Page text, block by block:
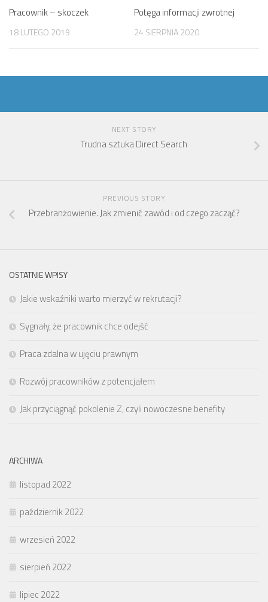
Pracownik – skoczek
18 LUTEGO 2019
Potęga informacji zwrotnej
24 SIERPNIA 2020
NEXT STORY
Trudna sztuka Direct Search
PREVIOUS STORY
Przebranżowienie. Jak zmienić zawód i od czego zacząć?
OSTATNIE WPISY
Jakie wskaźniki warto mierzyć w rekrutacji?
Sygnały, że pracownik chce odejść
Praca zdalna w ujęciu prawnym
Rozwój pracowników z potencjałem
Jak przyciągnąć pokolenie Z, czyli nowoczesne benefity
ARCHIWA
listopad 2022
październik 2022
wrzesień 2022
sierpień 2022
lipiec 2022